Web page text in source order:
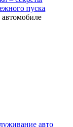
пуска
авто